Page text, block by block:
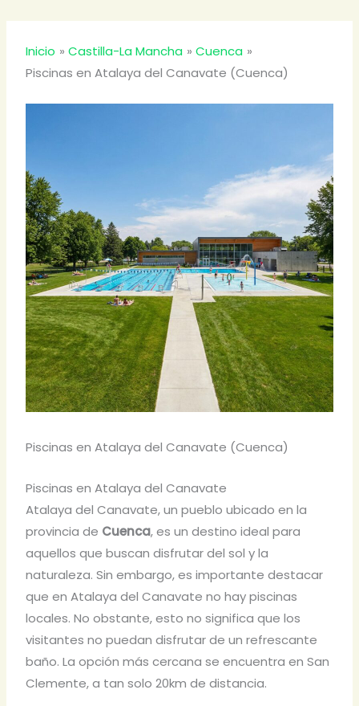
Inicio Castilla-La Mancha
Cuenca
Piscinas en Atalaya del Canavate (Cuenca)
Piscinas en Atalaya del Canavate (Cuenca)
Piscinas en Atalaya del Canavate
Atalaya del Canavate, un pueblo ubicado en la
provincia de Cuenca, es un destino ideal para
aquellos que buscan disfrutar del sol y la
naturaleza. Sin embargo, es importante destacar
que en Atalaya del Canavate no hay piscinas
locales. No obstante, esto no significa que los
visitantes no puedan disfrutar de un refrescante
baño. La opción más cercana se encuentra en San
Clemente, a tan solo 20km de distancia.